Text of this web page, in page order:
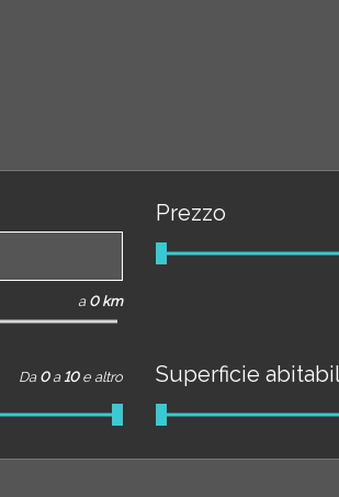
a 0 km
Prezzo
Da 0 a 10 e altro Superficie